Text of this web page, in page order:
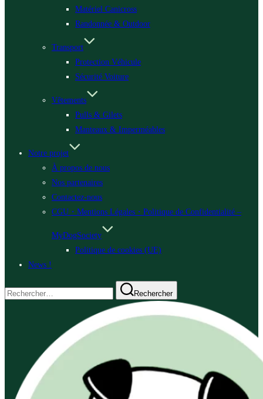
Matériel Canicross
Randonnée & Outdoor
Transport
Protection Véhicule
Sécurité Voiture
Vêtements
Pulls & Gilets
Manteaux & Imperméables
Notre projet
À propos de nous
Nos partenaires
Contactez-nous
CGU・Mentions Légales・Politique de Confidentialité –
MyDogSociety
Politique de cookies (UE)
News !
Recherche
pour :
Rechercher